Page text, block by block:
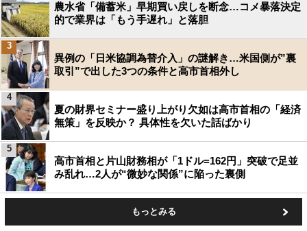
農水省「備蓄米」早期買い戻しを断念…コメ暴落決定
的で業界は「もう手遅れ」と落胆
異例の「日米協調為替介入」の謎解き…米国側が”裏
取引”で出した3つの条件と高市首相外し
3
夏の財界セミナー盛り上がり欠如は高市首相の「経済
無策」を反映か？ 具体性を欠いた話ばかり
4
高市首相と片山財務相が「1ドル=162円」突破で足並
み乱れ…2人が“微妙な関係”に陥った裏側
5
もっとみる